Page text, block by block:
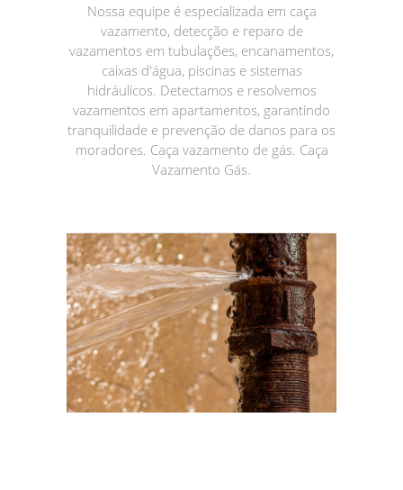
Nossa equipe é especializada em caça
vazamento, detecção e reparo de
vazamentos em tubulações, encanamentos,
caixas d'água, piscinas e sistemas
hidráulicos. Detectamos e resolvemos
vazamentos em apartamentos, garantindo
tranquilidade e prevenção de danos para os
moradores. Caça vazamento de gás. Caça
Vazamento Gás.